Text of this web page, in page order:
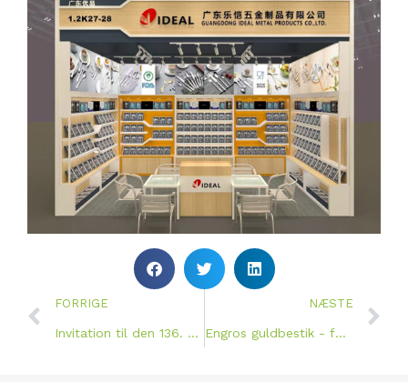
FORRIGE
Invitation til den 136. kinesiske import- og eksportmesse
NÆSTE
Engros guldbestik - førsteklasses leverandør til luksuriøse restauranter og arrangementer